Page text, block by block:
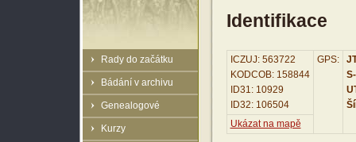
Rady do začátku
Bádání v archivu
Genealogové
Kurzy
Identifikace
ICZUJ: 563722
KODCOB: 158844
ID31: 10929
ID32: 106504
GPS:
Ukázat na mapě